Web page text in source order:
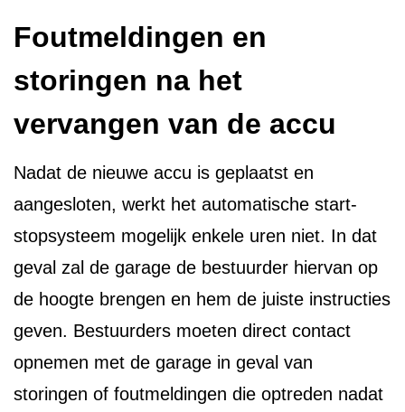
Foutmeldingen en
storingen na het
vervangen van de accu
Nadat de nieuwe accu is geplaatst en
aangesloten, werkt het automatische start-
stopsysteem mogelijk enkele uren niet. In dat
geval zal de garage de bestuurder hiervan op
de hoogte brengen en hem de juiste instructies
geven. Bestuurders moeten direct contact
opnemen met de garage in geval van
storingen of foutmeldingen die optreden nadat